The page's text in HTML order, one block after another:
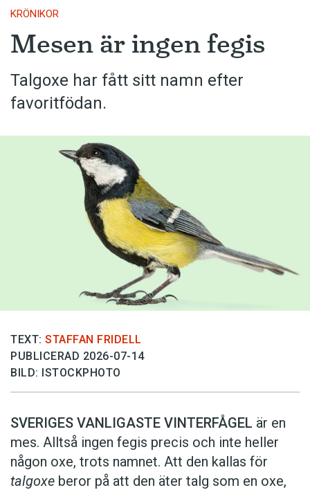
KRÖNIKOR
Mesen är ingen fegis
Talgoxe har fått sitt namn efter
favoritfödan.
TEXT: STAFFAN FRIDELL
PUBLICERAD 2026-07-14
BILD: ISTOCKPHOTO
SVERIGES VANLIGASTE VINTERFÅGEL är en
mes. Alltså ingen fegis precis och inte heller
någon oxe, trots namnet. Att den kallas för
talgoxe beror på att den äter talg som en oxe,